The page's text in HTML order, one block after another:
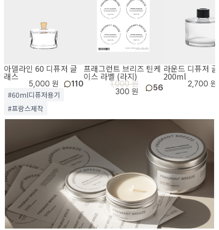
아델라인 60 디퓨저 글
래스
5,000 원 110
#60ml디퓨저용기
#프랑스제작
프래그런트 브리즈 틴케
이스 라벨 (라지)
1,000 원
300 원
56
라운드 디퓨저
200ml
2,700 원